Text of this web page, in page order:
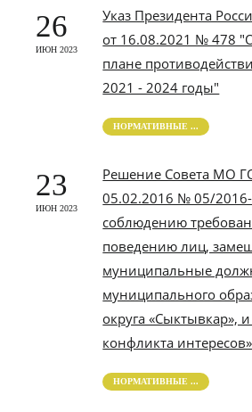
26
ИЮН 2023
Указ Президента
от 16.08.2021 № 478
плане
2021 - 2024 годы"
НОРМАТИВНЫЕ ...
23
ИЮН 2023
Решение Совета МО
05.02.2016 № 05/
соблюдению
поведению лиц,
муниципальные
муниципального
округа «Сыктывкар»,
конфликта интересов»
НОРМАТИВНЫЕ ...